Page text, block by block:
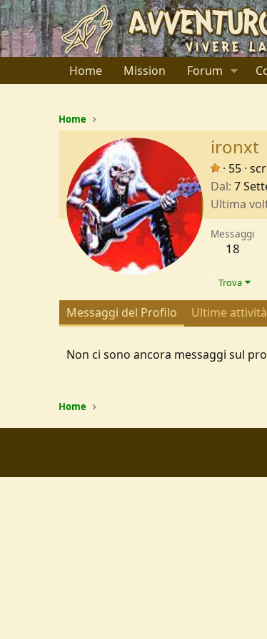
Home Mission Forum
Home
ironxt
· 55 ·
Dal 7
Ultima
Messaggi
18
Trova
Messaggi del Profilo Ultime attività
Non ci sono ancora messaggi sul
Home